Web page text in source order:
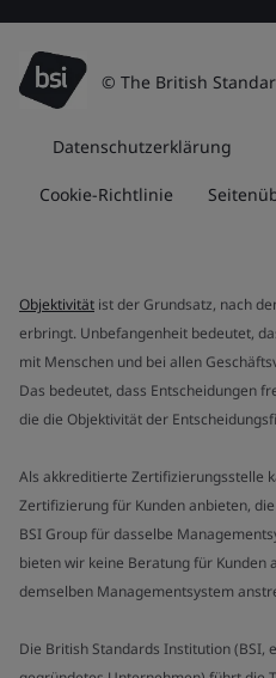
© The British
Datenschutzerklärung
Cookie-Richtlinie
Objektivität ist der Grundsatz, nach
erbringt. Unbefangenheit bedeutet,
mit Menschen und bei allen
Das bedeutet, dass Entscheidungen
die die Objektivität der
Als akkreditierte Zertifizierungsstelle
Zertifizierung für Kunden anbieten,
BSI Group für dasselbe
bieten wir keine Beratung für Kunden
demselben Managementsystem
Die British Standards Institution (BSI,